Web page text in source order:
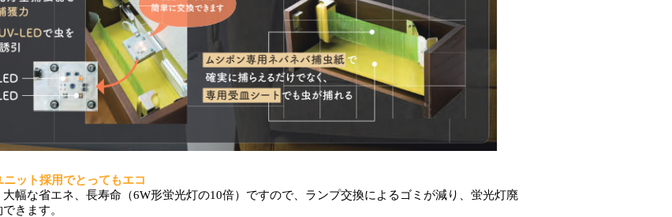
ット採用でとってもエコ
幅な省エネ、長寿命（6W形蛍光灯の10倍）ですので、ランプ交換によるゴミが減り、蛍光灯廃
きます。